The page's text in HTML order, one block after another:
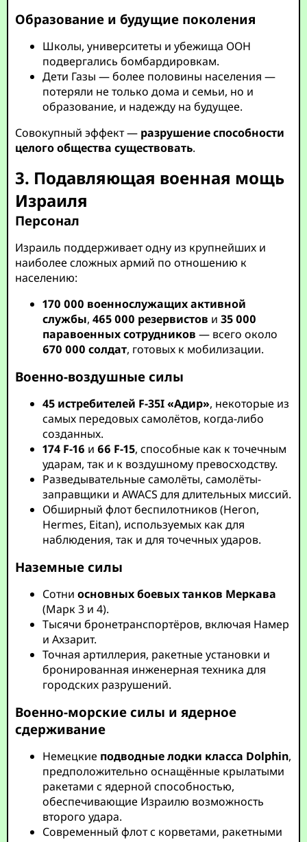
Образование и будущие поколения
Школы, университеты и убежища ООН
подвергались бомбардировкам.
Дети Газы — более половины населения —
потеряли не только дома и семьи, но и
образование, и надежду на будущее.
Совокупный эффект — разрушение способности
целого общества существовать.
3. Подавляющая военная мощь
Израиля
Персонал
Израиль поддерживает одну из крупнейших и
наиболее сложных армий по отношению к
населению:
170 000 военнослужащих активной
службы,465 000 резервистов и35 000
паравоенных сотрудников — всего около
670 000 солдат, готовых к мобилизации.
Военно-воздушные силы
45 истребителей F-35I «Адир», некоторые из
самых передовых самолётов, когда-либо
созданных.
174 F-16 и66 F-15, способные как к точечным
ударам, так и к воздушному превосходству.
Разведывательные самолёты, самолёты-
заправщики и AWACS для длительных миссий.
Обширный флот беспилотников (Heron,
Hermes, Eitan), используемых как для
наблюдения, так и для точечных ударов.
Наземные силы
Сотниосновных боевых танков Меркава
(Марк 3 и 4).
Тысячи бронетранспортёров, включая Намер
и Ахзарит.
Точная артиллерия, ракетные установки и
бронированная инженерная техника для
городских разрушений.
Военно-морские силы и ядерное
сдерживание
Немецкие подводные лодки класса Dolphin,
предположительно оснащённые крылатыми
ракетами с ядерной способностью,
обеспечивающие Израилю возможность
второго удара.
Современный флот с корветами, ракетными